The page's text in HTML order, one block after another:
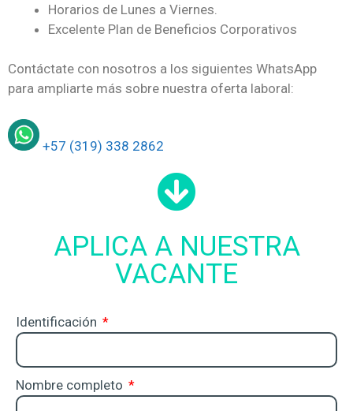
Horarios de Lunes a Viernes.
Excelente Plan de Beneficios Corporativos
Contáctate con nosotros a los siguientes WhatsApp
para ampliarte más sobre nuestra oferta laboral:
+57 (319) 338 2862
APLICA A NUESTRA
VACANTE
Identificación
Nombre completo